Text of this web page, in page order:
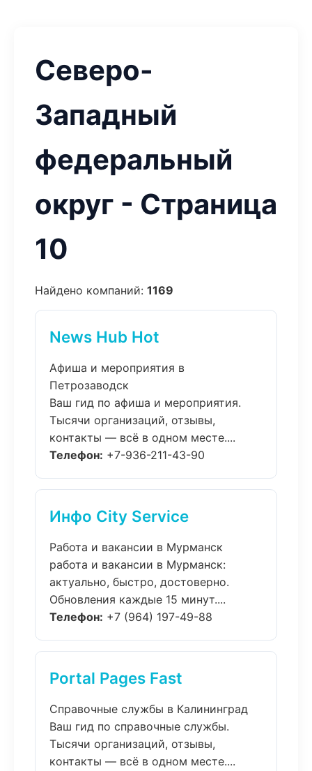
Северо-
Западный
федеральный
округ - Страница
10
Найдено компаний: 1169
News Hub Hot
Афиша и мероприятия в
Петрозаводск
Ваш гид по афиша и мероприятия.
Тысячи организаций, отзывы,
контакты — всё в одном месте....
Телефон: +7-936-211-43-90
Инфо City Service
Работа и вакансии в Мурманск
работа и вакансии в Мурманск:
актуально, быстро, достоверно.
Обновления каждые 15 минут....
Телефон: +7 (964) 197-49-88
Portal Pages Fast
Справочные службы в Калининград
Ваш гид по справочные службы.
Тысячи организаций, отзывы,
контакты — всё в одном месте....